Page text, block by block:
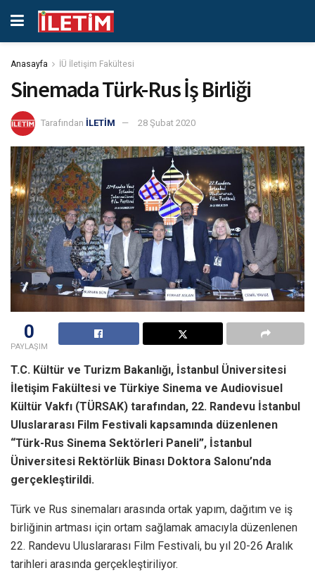
Anasayfa İÜ İletişim Fakültesi
Sinemada Türk-Rus İş Birliği
Tarafından İLETİM 28 Şubat 2020
0
PAYLAŞIM
T.C. Kültür ve Turizm Bakanlığı, İstanbul Üniversitesi
İletişim Fakültesi ve Türkiye Sinema ve Audiovisuel
Kültür Vakfı (TÜRSAK) tarafından, 22. Randevu İstanbul
Uluslararası Film Festivali kapsamında düzenlenen
“Türk-Rus Sinema Sektörleri Paneli”, İstanbul
Üniversitesi Rektörlük Binası Doktora Salonu’nda
gerçekleştirildi.
Türk ve Rus sinemaları arasında ortak yapım, dağıtım ve iş
birliğinin artması için ortam sağlamak amacıyla düzenlenen
22. Randevu Uluslararası Film Festivali, bu yıl 20-26 Aralık
tarihleri arasında gerçekleştiriliyor.